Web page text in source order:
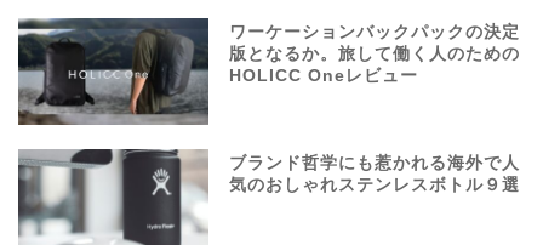
ワーケーションバックパックの決定
版となるか。旅して働く人のための
HOLICC Oneレビュー
ブランド哲学にも惹かれる海外で人
気のおしゃれステンレスボトル９選